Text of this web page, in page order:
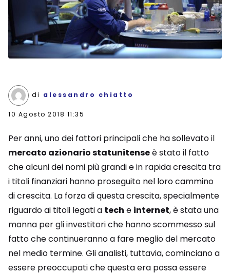
di alessandro chiatto
10 Agosto 2018 11:35
Per anni, uno dei fattori principali che ha sollevato il
mercato azionario statunitenseè stato il fatto
che alcuni dei nomi più grandi e in rapida crescita tra
i titoli finanziari hanno proseguito nel loro cammino
di crescita. La forza di questa crescita, specialmente
riguardo ai titoli legati a tech e internet, è stata una
manna per gli investitori che hanno scommesso sul
fatto che continueranno a fare meglio del mercato
nel medio termine. Gli analisti, tuttavia, cominciano a
essere preoccupati che questa era possa essere